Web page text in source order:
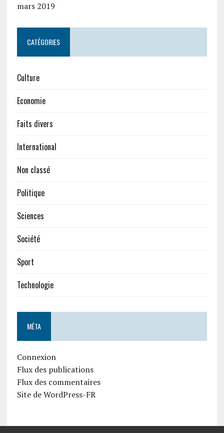
mars 2019
CATÉGORIES
Culture
Economie
Faits divers
International
Non classé
Politique
Sciences
Société
Sport
Technologie
MÉTA
Connexion
Flux des publications
Flux des commentaires
Site de WordPress-FR